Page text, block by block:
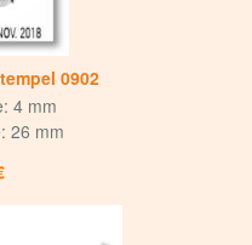
0902
4 mm
26 mm